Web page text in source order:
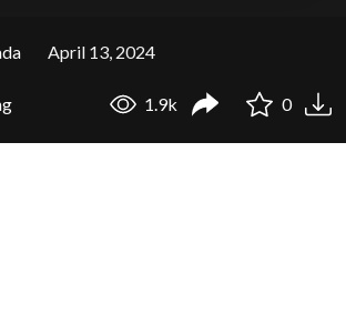
April 13, 2024
1.9k 0